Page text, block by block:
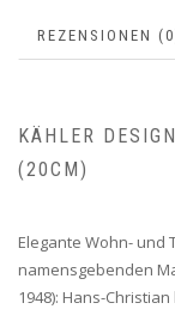
REZENSIONEN
KÄHLER
(20CM)
Elegante Wohn- und
namensgebenden
1948): Hans-